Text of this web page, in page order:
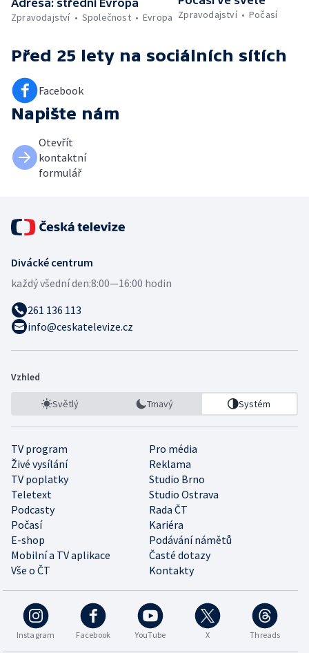
Adresa: střední Evropa
Zpravodajství
Společnost Evropa Zpravodajství
Počasí
Před 25 lety na sociálních sítích
Facebook
Napište nám
Otevřít
kontaktní
formulář
Divácké centrum
každý všední den:8:00—16:00 hodin
261 136 113
info@ceskatelevize.cz
Vzhled
Světlý Tmavý Systém
TV program
Pro média
Živé vysílání
Reklama
TV poplatky
Studio Brno
Teletext
Studio Ostrava
Podcasty
Rada ČT
Počasí
Kariéra
E-shop
Podávání námětů
Mobilní a TV aplikace
Časté dotazy
Vše o ČT
Kontakty
Instagram Facebook YouTube X Threads